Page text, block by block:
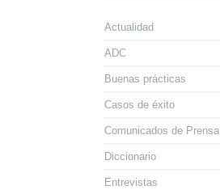
Actualidad
ADC
Buenas prácticas
Casos de éxito
Comunicados de Prensa
Diccionario
Entrevistas